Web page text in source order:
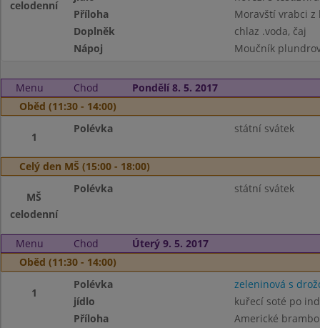
celodenní
Příloha
Moravští vrabci
Doplněk
chlaz .voda, čaj
Nápoj
Moučník
Menu Chod
Pondělí 8. 5. 2017
Oběd (11:30 - 14:00)
1
Polévka státní svátek
Celý den MŠ (15:00 - 18:00)
MŠ
celodenní
Polévka státní svátek
Menu Chod
Úterý 9. 5. 2017
Oběd (11:30 - 14:00)
1
Polévka
zeleninová s
jídlo
kuřecí soté po
Příloha
Americké